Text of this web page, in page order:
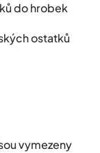
do hrobek
ostatků
vymezeny